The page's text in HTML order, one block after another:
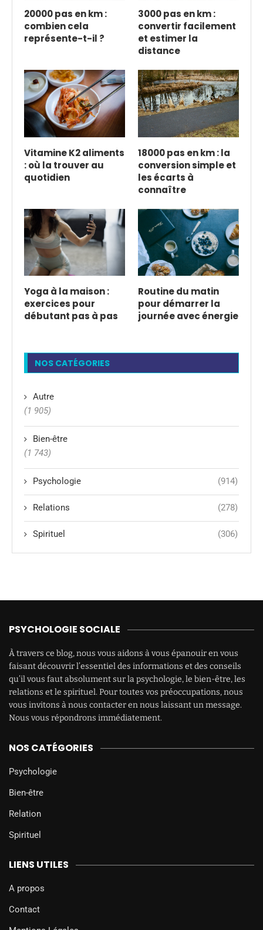
20000 pas en km :
combien cela
représente-t-il ?
3000 pas en km :
convertir facilement
et estimer la
distance
Vitamine K2 aliments
: où la trouver au
quotidien
18000 pas en km : la
conversion simple et
les écarts à
connaître
Yoga à la maison :
exercices pour
débutant pas à pas
Routine du matin
pour démarrer la
journée avec énergie
NOS CATÉGORIES
Autre
(1 905)
Bien-être
(1 743)
Psychologie (914)
Relations (278)
Spirituel (306)
PSYCHOLOGIE SOCIALE
À travers ce blog, nous vous aidons à vous épanouir en vous
faisant découvrir l’essentiel des informations et des conseils
qu’il vous faut absolument sur la psychologie, le bien-être, les
relations et le spirituel. Pour toutes vos préoccupations, nous
vous invitons à nous contacter en nous laissant un message.
Nous vous répondrons immédiatement.
NOS CATÉGORIES
Psychologie
Bien-être
Relation
Spirituel
LIENS UTILES
A propos
Contact